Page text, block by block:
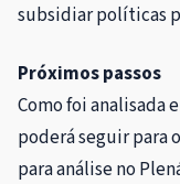
subsidiar políticas
Próximos passos
Como foi analisada
poderá seguir para
para análise no